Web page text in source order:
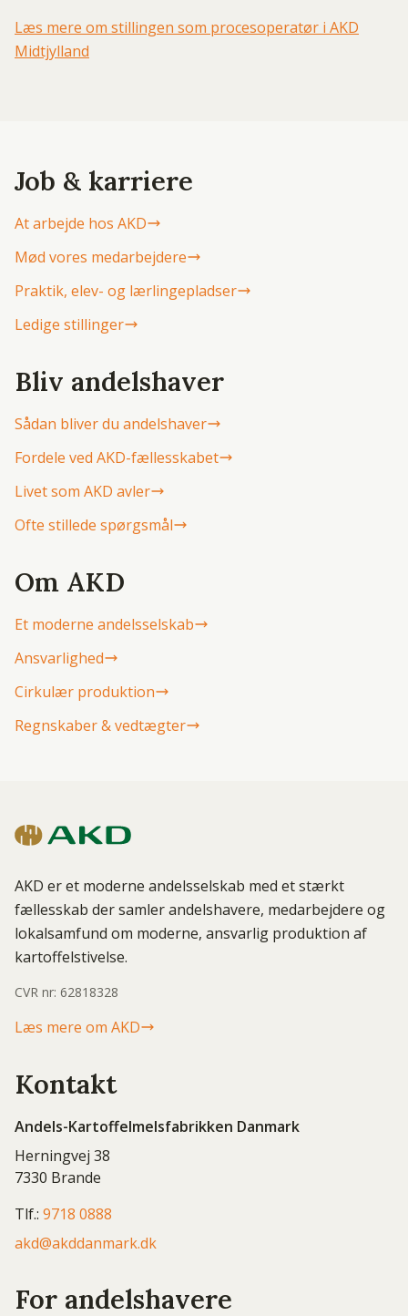
Læs mere om stillingen som procesoperatør i AKD
Midtjylland
Job & karriere
At arbejde hos AKD
Mød vores medarbejdere
Praktik, elev- og lærlingepladser
Ledige stillinger
Bliv andelshaver
Sådan bliver du andelshaver
Fordele ved AKD-fællesskabet
Livet som AKD avler
Ofte stillede spørgsmål
Om AKD
Et moderne andelsselskab
Ansvarlighed
Cirkulær produktion
Regnskaber & vedtægter
AKD er et moderne andelsselskab med et stærkt
fællesskab der samler andelshavere, medarbejdere og
lokalsamfund om moderne, ansvarlig produktion af
kartoffelstivelse.
CVR nr: 62818328
Læs mere om AKD
Kontakt
Andels-Kartoffelmelsfabrikken Danmark
Herningvej 38
7330 Brande
Tlf.: 9718 0888
akd@akddanmark.dk
For andelshavere